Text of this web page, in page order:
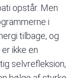
opstår. Men
i
tilbage, og
ikke en
selvrefleksion,